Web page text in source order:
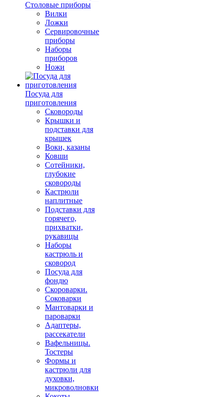
Столовые приборы
Вилки
Ложки
Сервировочные
приборы
Наборы
приборов
Ножи
Посуда для
приготовления
Сковороды
Крышки и
подставки для
крышек
Воки, казаны
Ковши
Сотейники,
глубокие
сковороды
Кастрюли
наплитные
Подставки для
горячего,
прихватки,
рукавицы
Наборы
кастрюль и
сковород
Посуда для
фондю
Скороварки.
Соковарки
Мантоварки и
пароварки
Адаптеры,
рассекатели
Вафельницы.
Тостеры
Формы и
кастрюли для
духовки,
микроволновки